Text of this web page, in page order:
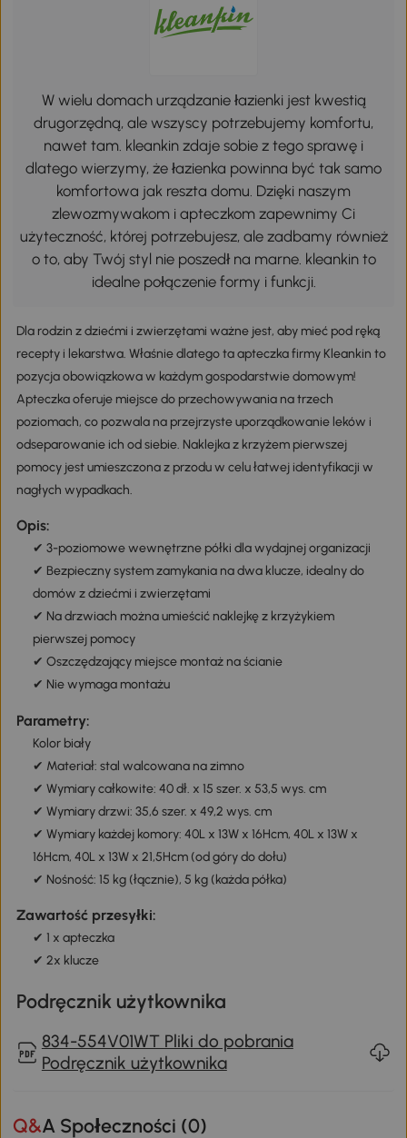
W wielu domach urządzanie łazienki jest kwestią
drugorzędną, ale wszyscy potrzebujemy komfortu,
nawet tam. kleankin zdaje sobie z tego sprawę i
dlatego wierzymy, że łazienka powinna być tak samo
komfortowa jak reszta domu. Dzięki naszym
zlewozmywakom i apteczkom zapewnimy Ci
użyteczność, której potrzebujesz, ale zadbamy również
o to, aby Twój styl nie poszedł na marne. kleankin to
idealne połączenie formy i funkcji.
Dla rodzin z dziećmi i zwierzętami ważne jest, aby mieć pod ręką
recepty i lekarstwa. Właśnie dlatego ta apteczka firmy Kleankin to
pozycja obowiązkowa w każdym gospodarstwie domowym!
Apteczka oferuje miejsce do przechowywania na trzech
poziomach, co pozwala na przejrzyste uporządkowanie leków i
odseparowanie ich od siebie. Naklejka z krzyżem pierwszej
pomocy jest umieszczona z przodu w celu łatwej identyfikacji w
nagłych wypadkach.
Opis:
✔ 3-poziomowe wewnętrzne półki dla wydajnej organizacji
✔ Bezpieczny system zamykania na dwa klucze, idealny do
domów z dziećmi i zwierzętami
✔ Na drzwiach można umieścić naklejkę z krzyżykiem
pierwszej pomocy
✔ Oszczędzający miejsce montaż na ścianie
✔ Nie wymaga montażu
Parametry:
Kolor biały
✔ Materiał: stal walcowana na zimno
✔ Wymiary całkowite: 40 dł. x 15 szer. x 53,5 wys. cm
✔ Wymiary drzwi: 35,6 szer. x 49,2 wys. cm
✔ Wymiary każdej komory: 40L x 13W x 16Hcm, 40L x 13W x
16Hcm, 40L x 13W x 21,5Hcm (od góry do dołu)
✔ Nośność: 15 kg (łącznie), 5 kg (każda półka)
Zawartość przesyłki:
✔ 1 x apteczka
✔ 2x klucze
Podręcznik użytkownika
834-554V01WT Pliki do pobrania
Podręcznik użytkownika
Q&A Społeczności (0)